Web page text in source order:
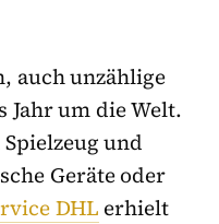
auch unzählige
Jahr um die Welt.
und
Geräte oder
DHL erhielt